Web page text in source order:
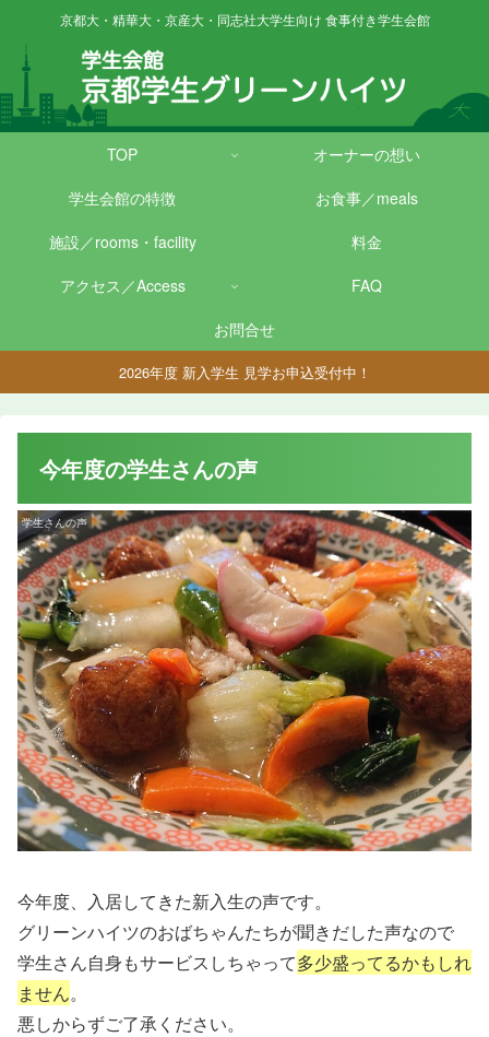
京都大・精華大・京産大・同志社大学生向け 食事付き学生会館
TOP
オーナーの想い
学生会館の特徴
お食事／meals
施設／rooms・facility
料金
アクセス／Access
FAQ
お問合せ
2026年度 新入学生 見学お申込受付中！
今年度の学生さんの声
学生さんの声
今年度、入居してきた新入生の声です。
グリーンハイツのおばちゃんたちが聞きだした声なので
学生さん自身もサービスしちゃって多少盛ってるかもしれ
ません。
悪しからずご了承ください。